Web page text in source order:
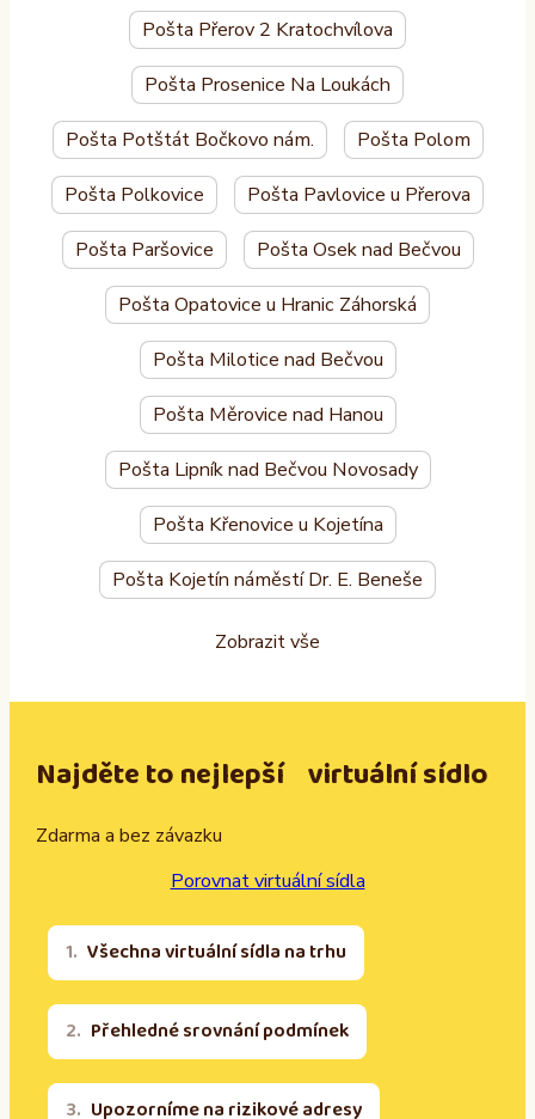
Pošta Přerov 2 Kratochvílova
Pošta Prosenice Na Loukách
Pošta Potštát Bočkovo nám. Pošta Polom
Pošta Polkovice Pošta Pavlovice u Přerova
Pošta Paršovice Pošta Osek nad Bečvou
Pošta Opatovice u Hranic Záhorská
Pošta Milotice nad Bečvou
Pošta Měrovice nad Hanou
Pošta Lipník nad Bečvou Novosady
Pošta Křenovice u Kojetína
Pošta Kojetín náměstí Dr. E. Beneše
Zobrazit vše
Najděte to nejlepší virtuální sídlo
Zdarma a bez závazku
Porovnat virtuální sídla
Všechna virtuální sídla na trhu
Přehledné srovnání podmínek
Upozorníme na rizikové adresy